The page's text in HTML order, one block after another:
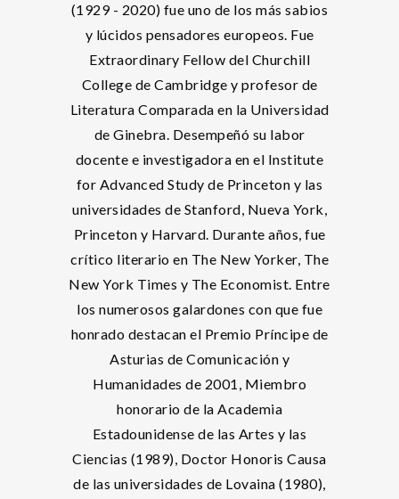
(1929 - 2020) fue uno de los más sabios
y lúcidos pensadores europeos. Fue
Extraordinary Fellow del Churchill
College de Cambridge y profesor de
Literatura Comparada en la Universidad
de Ginebra. Desempeñó su labor
docente e investigadora en el Institute
for Advanced Study de Princeton y las
universidades de Stanford, Nueva York,
Princeton y Harvard. Durante años, fue
crítico literario en The New Yorker, The
New York Times y The Economist. Entre
los numerosos galardones con que fue
honrado destacan el Premio Príncipe de
Asturias de Comunicación y
Humanidades de 2001, Miembro
honorario de la Academia
Estadounidense de las Artes y las
Ciencias (1989), Doctor Honoris Causa
de las universidades de Lovaina (1980),